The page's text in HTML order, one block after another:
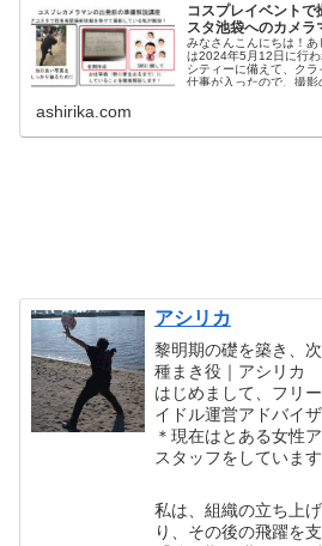
コスプレイベントで
スタ池袋へのカメラ
みなさんこんにちは！あ
は2024年5月12日に行
シティーに備えて、クラ
仕事が入ったので、撮
ashirika.com
アシリカ
黎明期の礎を築き、
種まき役｜アシリカ
はじめまして、フリ
イドル運営アドバイ
＊現在はとある女性
スタッフをしています
私は、組織の立ち上
り、その後の飛躍を